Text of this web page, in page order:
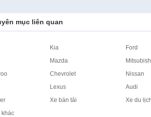
mục liên quan
Kia Ford
Mazda
Chevrolet Nissan
Lexus Audi
Xe bán tải Xe du
khác